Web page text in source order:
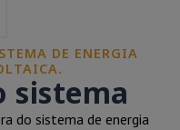
DE ENERGIA
sistema
do sistema de energia